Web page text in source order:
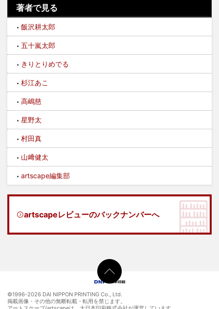
著者で見る
飯沢耕太郎
五十嵐太郎
きりとりめでる
杉江あこ
高嶋慈
星野太
村田真
山﨑健太
artscape編集部
artscapeレビューのバックナンバーへ
©1996-2026 DAI NIPPON PRINTING Co., Ltd.
掲載画像・その他の無断転載・転用を禁じます。